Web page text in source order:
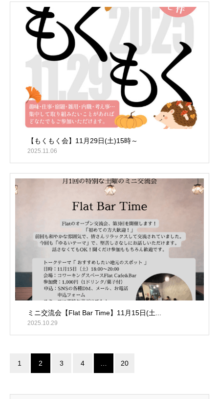
【もくもく会】11月29日(土)15時～
2025.11.06
ミニ交流会【Flat Bar Time】11月15日(土...
2025.10.29
1 2 3 4 20